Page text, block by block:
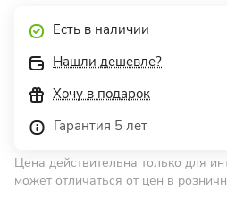
Есть в наличии
Нашли дешевле?
Хочу в подарок
Гарантия 5 лет
Цена действительна только для
может отличаться от цен в